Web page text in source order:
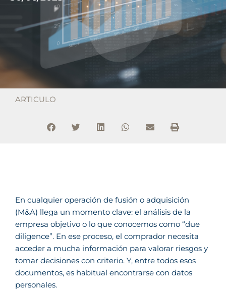
ARTICULO
En cualquier operación de fusión o adquisición
(M&A) llega un momento clave: el análisis de la
empresa objetivo o lo que conocemos como “due
diligence”. En ese proceso, el comprador necesita
acceder a mucha información para valorar riesgos y
tomar decisiones con criterio. Y, entre todos esos
documentos, es habitual encontrarse con datos
personales.